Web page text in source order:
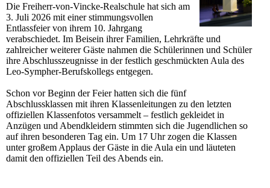
Die Freiherr-von-Vincke-Realschule hat sich am
3. Juli 2026 mit einer stimmungsvollen
Entlassfeier von ihrem 10. Jahrgang
verabschiedet. Im Beisein ihrer Familien, Lehrkräfte und
zahlreicher weiterer Gäste nahmen die Schülerinnen und Schüler
ihre Abschlusszeugnisse in der festlich geschmückten Aula des
Leo-Sympher-Berufskollegs entgegen.
Schon vor Beginn der Feier hatten sich die fünf
Abschlussklassen mit ihren Klassenleitungen zu den letzten
offiziellen Klassenfotos versammelt – festlich gekleidet in
Anzügen und Abendkleidern stimmten sich die Jugendlichen so
auf ihren besonderen Tag ein. Um 17 Uhr zogen die Klassen
unter großem Applaus der Gäste in die Aula ein und läuteten
damit den offiziellen Teil des Abends ein.